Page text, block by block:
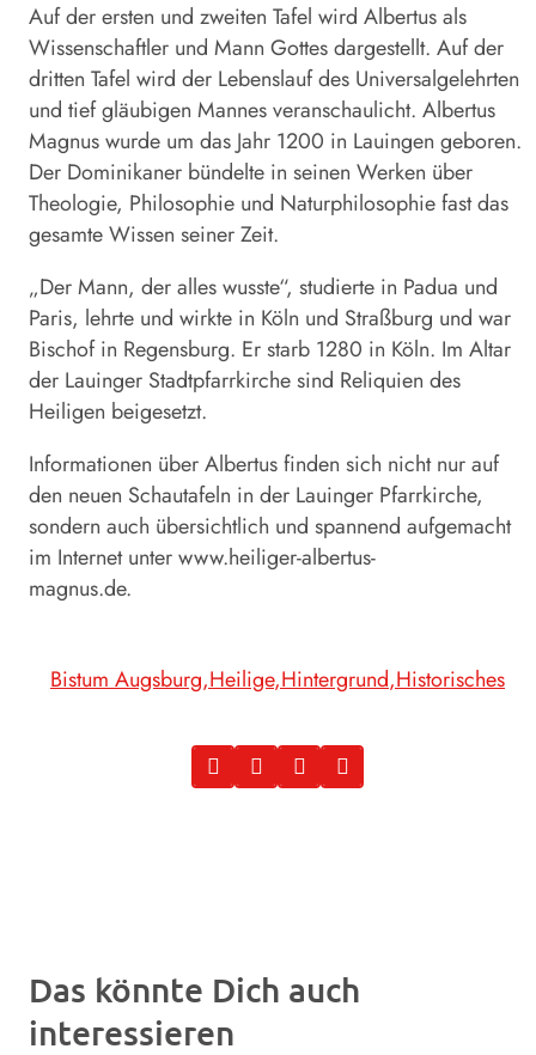
Auf der ersten und zweiten Tafel wird Albertus als
Wissenschaftler und Mann Gottes dargestellt. Auf der
dritten Tafel wird der Lebenslauf des Universalgelehrten
und tief gläubigen Mannes veranschaulicht. Albertus
Magnus wurde um das Jahr 1200 in Lauingen geboren.
Der Dominikaner bündelte in seinen Werken über
Theologie, Philosophie und Naturphilosophie fast das
gesamte Wissen seiner Zeit.
„Der Mann, der alles wusste“, studierte in Padua und
Paris, lehrte und wirkte in Köln und Straßburg und war
Bischof in Regensburg. Er starb 1280 in Köln. Im Altar
der Lauinger Stadtpfarrkirche sind Reliquien des
Heiligen beigesetzt.
Informationen über Albertus finden sich nicht nur auf
den neuen Schautafeln in der Lauinger Pfarrkirche,
sondern auch übersichtlich und spannend aufgemacht
im Internet unter www.heiliger-albertus-
magnus.de.
Bistum Augsburg Heilige Hintergrund Historisches
Das könnte Dich auch
interessieren